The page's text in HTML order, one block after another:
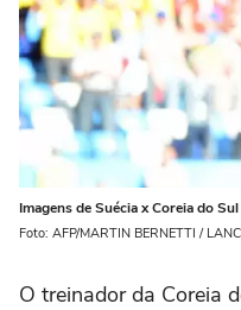
Imagens de Suécia x Coreia do Sul
Foto: AFP/MARTIN BERNETTI /
O treinador da Coreia